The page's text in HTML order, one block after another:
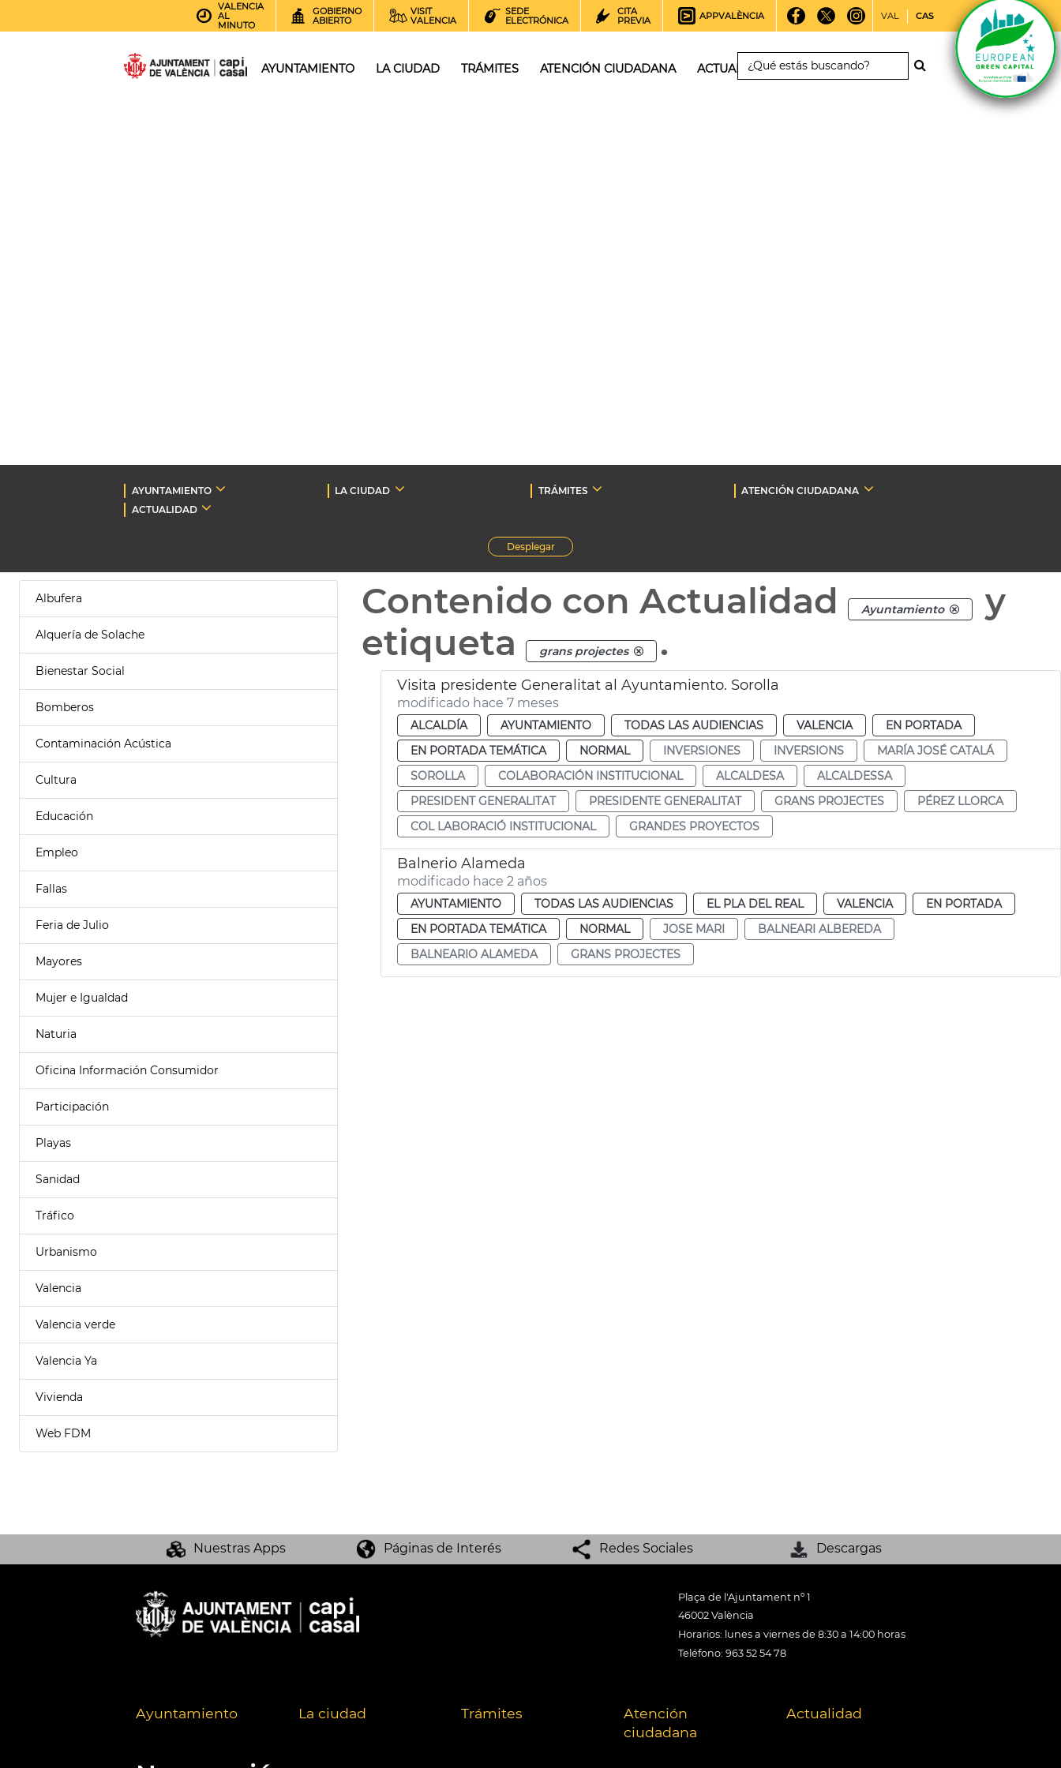
VALENCIA
AL
MINUTO
GOBIERNO
ABIERTO
VISIT
VALENCIA
SEDE
ELECTRÓNICA
CITA
PREVIA
APPVALÈNCIA VAL CAS
AYUNTAMIENTO LA CIUDAD TRÁMITES ATENCIÓN CIUDADANA ACTUALIDAD
AYUNTAMIENTO LA CIUDAD TRÁMITES
ATENCIÓN CIUDADANA
ACTUALIDAD
Desplegar
Albufera
Alquería de Solache
Bienestar Social
Bomberos
Contaminación Acústica
Cultura
Educación
Empleo
Fallas
Feria de Julio
Mayores
Mujer e Igualdad
Naturia
Oficina Información Consumidor
Participación
Playas
Sanidad
Tráfico
Urbanismo
Valencia
Valencia verde
Valencia Ya
Vivienda
Web FDM
Contenido con Actualidad Ayuntamiento
y
etiqueta
grans projectes .
Visita presidente Generalitat al Ayuntamiento. Sorolla
modificado hace 7 meses
ALCALDÍA AYUNTAMIENTO TODAS LAS AUDIENCIAS VALENCIA
EN PORTADA
EN PORTADA TEMÁTICA
NORMAL INVERSIONES INVERSIONS
MARÍA JOSÉ CATALÁ
SOROLLA
COLABORACIÓN INSTITUCIONAL ALCALDESA
ALCALDESSA
PRESIDENT GENERALITAT
PRESIDENTE GENERALITAT GRANS PROJECTES
PÉREZ LLORCA
COL LABORACIÓ INSTITUCIONAL
GRANDES PROYECTOS
Balnerio Alameda
modificado hace 2 años
AYUNTAMIENTO TODAS LAS AUDIENCIAS EL PLA DEL REAL VALENCIA
EN PORTADA
EN PORTADA TEMÁTICA
NORMAL JOSE MARI
BALNEARI ALBEREDA
BALNEARIO ALAMEDA
GRANS PROJECTES
Nuestras Apps Páginas de Interés Redes Sociales Descargas
Plaça de l'Ajuntament nº 1
46002 València
Horarios: lunes a viernes de 8:30 a 14:00 horas
Teléfono: 963 52 54 78
Ayuntamiento La ciudad Trámites
Atención
ciudadana
Actualidad